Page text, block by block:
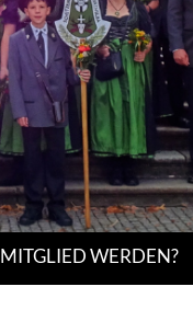
MITGLIED WERDEN?